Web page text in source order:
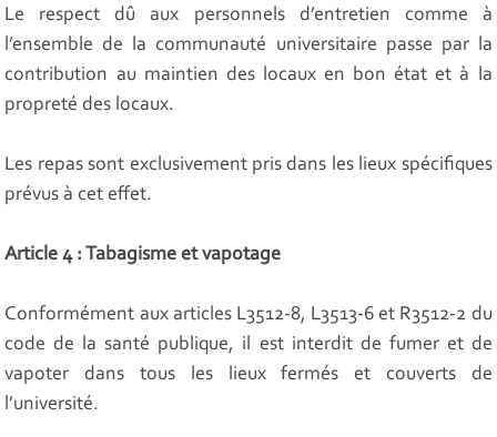
Le respect dû aux personnels d’entretien comme à
l’ensemble de la communauté universitaire passe par la
contribution au maintien des locaux en bon état et à la
propreté des locaux.
Les repas sont exclusivement pris dans les lieux spécifiques
prévus à cet effet.
Article 4 : Tabagisme et vapotage
Conformément aux articles L3512-8, L3513-6 et R3512-2 du
code de la santé publique, il est interdit de fumer et de
vapoter dans tous les lieux fermés et couverts de
l’université.